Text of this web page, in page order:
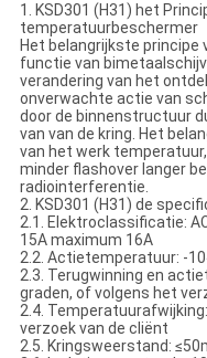
1. KSD301 (H31) het
temperatuurbeschermer
Het belangrijkste principe
functie van
verandering van het
onverwachte actie van
door de binnenstructuur
van van de kring. Het
van het werk
minder flashover langer
radiointerferentie.
2. KSD301 (H31) de
2.1. Elektroclassificatie:
15A maximum 16A
2.2. Actietemperatuur: -
2.3. Terugwinning en
graden, of volgens het
2.4.
verzoek van de cliënt
2.5. Kringsweerstand: